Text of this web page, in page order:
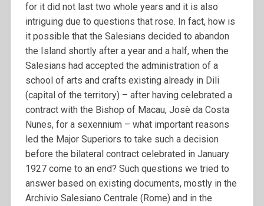
for it did not last two whole years and it is also
intriguing due to questions that rose. In fact, how is
it possible that the Salesians decided to abandon
the Island shortly after a year and a half, when the
Salesians had accepted the administration of a
school of arts and crafts existing already in Dili
(capital of the territory) – after having celebrated a
contract with the Bishop of Macau, Josè da Costa
Nunes, for a sexennium – what important reasons
led the Major Superiors to take such a decision
before the bilateral contract celebrated in January
1927 come to an end? Such questions we tried to
answer based on existing documents, mostly in the
Archivio Salesiano Centrale (Rome) and in the